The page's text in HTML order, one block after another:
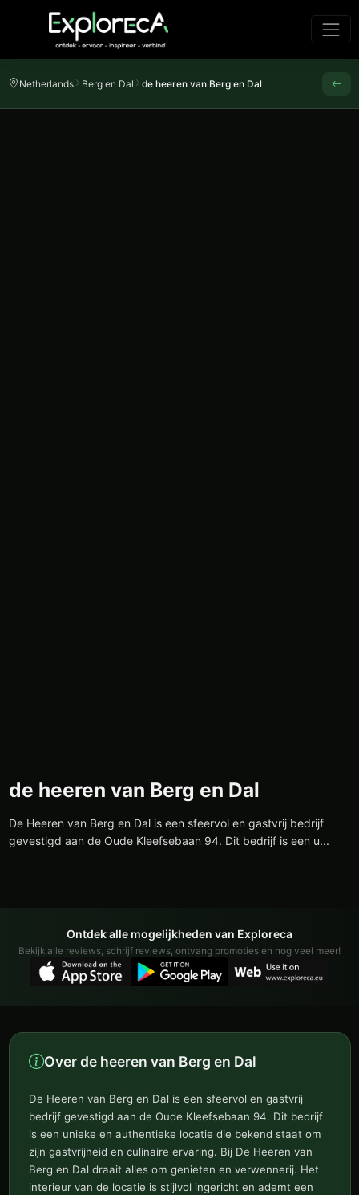
Netherlands Berg en Dal de heeren van Berg en Dal
de heeren van Berg en Dal
De Heeren van Berg en Dal is een sfeervol en gastvrij bedrijf
gevestigd aan de Oude Kleefsebaan 94. Dit bedrijf is een u...
Ontdek alle mogelijkheden van Exploreca
Bekijk alle reviews, schrijf reviews, ontvang promoties en nog veel meer!
Over de heeren van Berg en Dal
De Heeren van Berg en Dal is een sfeervol en gastvrij
bedrijf gevestigd aan de Oude Kleefsebaan 94. Dit bedrijf
is een unieke en authentieke locatie die bekend staat om
zijn gastvrijheid en culinaire ervaring. Bij De Heeren van
Berg en Dal draait alles om genieten en verwennerij. Het
interieur van de locatie is stijlvol ingericht en ademt een